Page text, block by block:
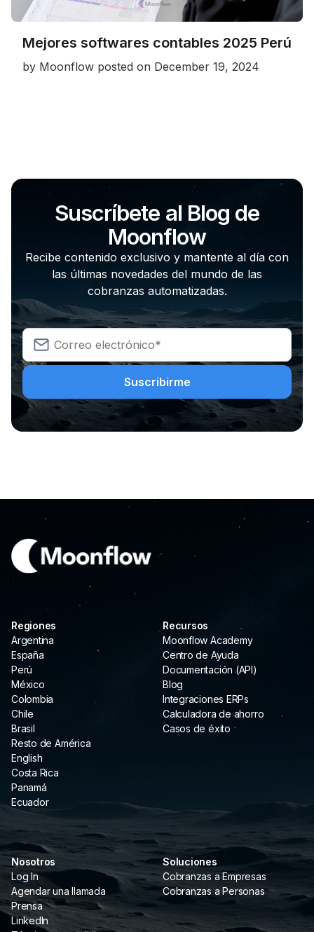
Mejores softwares contables 2025 Perú
by Moonflow posted on December 19, 2024
Suscríbete al Blog de
Moonflow
Recibe contenido exclusivo y mantente al día con
las últimas novedades del mundo de las
cobranzas automatizadas.
Soluciones
Cobranzas a Empresas
Cobranzas a Personas
Regiones
Argentina
España
Perú
México
Colombia
Chile
Brasil
Resto de América
English
Costa Rica
Panamá
Ecuador
Recursos
Moonflow Academy
Centro de Ayuda
Documentación (API)
Blog
Integraciones ERPs
Calculadora de ahorro
Casos de éxito
Nosotros
Log In
Agendar una llamada
Prensa
LinkedIn